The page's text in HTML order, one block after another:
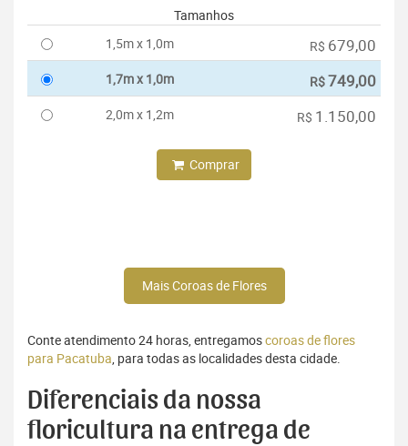
Tamanhos
1,5m x 1,0m
R$ 679,00
1,7m x 1,0m R$749,00
2,0m x 1,2m R$ 1.150,00
Comprar
Mais Coroas de Flores
Conte atendimento 24 horas, entregamoscoroas de flores
para Pacatuba, para todas as localidades desta cidade.
Diferenciais da nossa
floricultura na entrega de